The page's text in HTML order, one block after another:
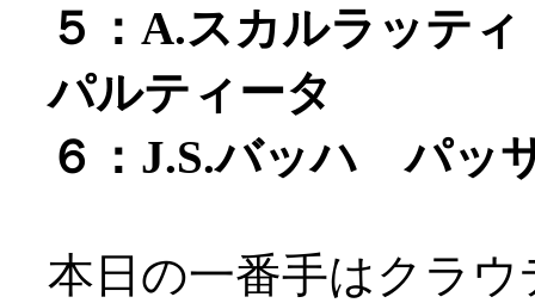
５：A.スカルラッテ
パルティータ
６：J.S.バッハ パッ
本日の一番手はクラ